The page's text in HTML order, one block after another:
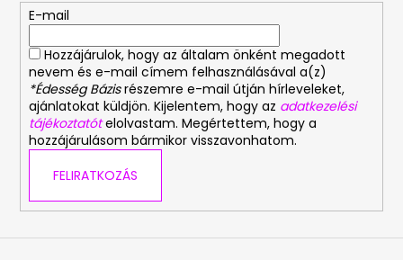
E-mail
Hozzájárulok, hogy az általam önként megadott
nevem és e-mail címem felhasználásával a(z)
*Édesség Bázisrészemre e-mail útján hírleveleket,
ajánlatokat küldjön. Kijelentem, hogy az adatkezelési
tájékoztatót elolvastam. Megértettem, hogy a
hozzájárulásom bármikor visszavonhatom.
FELIRATKOZÁS